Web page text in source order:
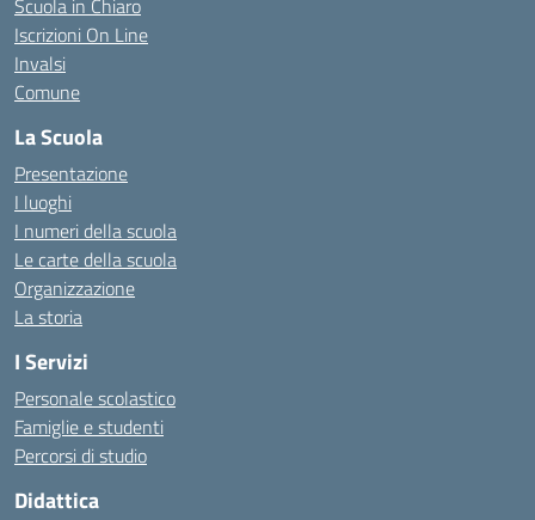
Scuola in Chiaro
Iscrizioni On Line
Invalsi
Comune
La Scuola
Presentazione
I luoghi
I numeri della scuola
Le carte della scuola
Organizzazione
La storia
I Servizi
Personale scolastico
Famiglie e studenti
Percorsi di studio
Didattica